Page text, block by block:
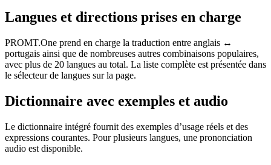
Langues et directions prises en charge
PROMT.One prend en charge la traduction entre anglais ↔
portugais ainsi que de nombreuses autres combinaisons populaires,
avec plus de 20 langues au total. La liste complète est présentée dans
le sélecteur de langues sur la page.
Dictionnaire avec exemples et audio
Le dictionnaire intégré fournit des exemples d’usage réels et des
expressions courantes. Pour plusieurs langues, une prononciation
audio est disponible.